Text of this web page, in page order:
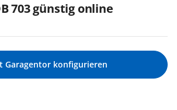
703 günstig online
Garagentor konfigurieren